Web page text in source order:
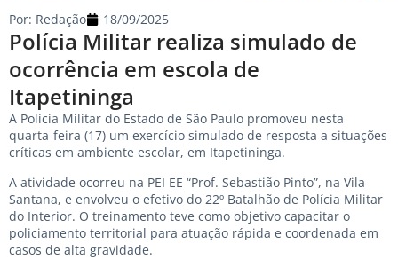
Polícia Militar realiza simulado de
ocorrência em escola de
Itapetininga
Por: Redação 18/09/2025
A Polícia Militar do Estado de São Paulo promoveu nesta
quarta-feira (17) um exercício simulado de resposta a situações
críticas em ambiente escolar, em Itapetininga.
A atividade ocorreu na PEI EE “Prof. Sebastião Pinto”, na Vila
Santana, e envolveu o efetivo do 22º Batalhão de Polícia Militar
do Interior. O treinamento teve como objetivo capacitar o
policiamento territorial para atuação rápida e coordenada em
casos de alta gravidade.